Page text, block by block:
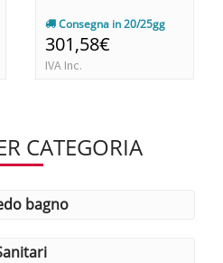
Consegna in 20/25gg
301,58€
IVA Inc.
CATEGORIA
bagno
sanitari